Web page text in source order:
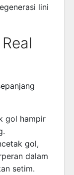
lini
gol hampir
gol,
dalam
setim.